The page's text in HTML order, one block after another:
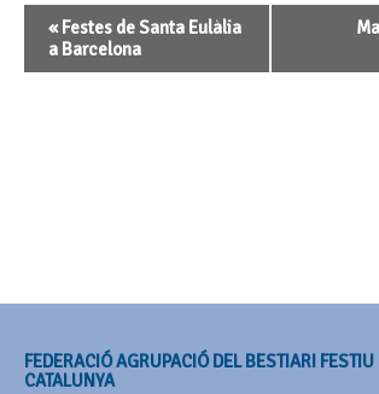
Navegació
d'Esdeveniment
«Festes de Santa Eulàlia
a Barcelona
FEDERACIÓ AGRUPACIÓ DEL BESTIARI
CATALUNYA